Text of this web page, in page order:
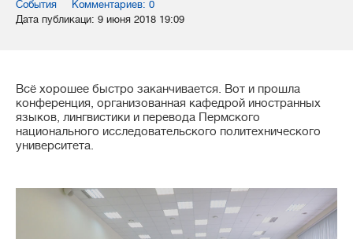
События
Комментариев: 0
Дата публикаци: 9 июня 2018 19:09
Всё хорошее быстро заканчивается. Вот и прошла
конференция, организованная кафедрой иностранных
языков, лингвистики и перевода Пермского
национального исследовательского политехнического
университета.